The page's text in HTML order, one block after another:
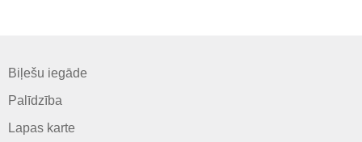
Biļešu iegāde
Palīdzība
Lapas karte